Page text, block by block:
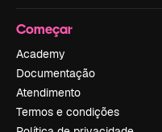
Começar
Academy
Documentação
Atendimento
Termos e condições